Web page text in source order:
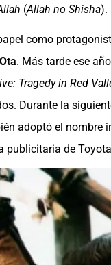
(Allah no Shisha).
como
. Más tarde ese
Tragedy in Red
Durante la
adoptó el nombre
publicitaria de